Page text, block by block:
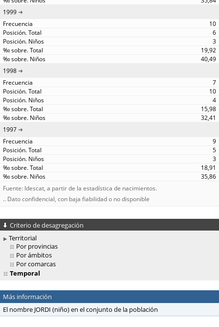
1999
10
6
3
19,92
40,49
1998
7
10
4
15,98
32,41
1997
9
5
3
18,91
35,86
Fuente: Idescat, a partir de la estadística de nacimientos.
.. Dato confidencial, con baja fiabilidad o no disponible
Criterio de desagregación
Territorial
Por provincias
Por ámbitos
Por comarcas
Temporal
Más información
El nombre JORDI (niño) en el conjunto de la población